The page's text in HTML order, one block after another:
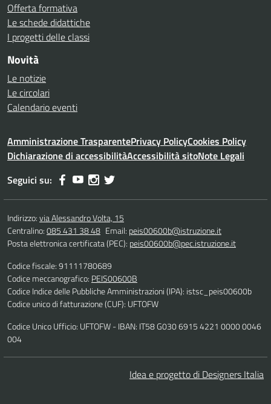
Offerta formativa
Le schede didattiche
I progetti delle classi
Novità
Le notizie
Le circolari
Calendario eventi
Amministrazione TrasparentePrivacy PolicyCookies Policy
Dichiarazione di accessibilitàAccessibilità sitoNote Legali
Seguici su:
Indirizzo:via Alessandro Volta, 15
Centralino:085 431 38 48 Email: peis00600b@istruzione.it
Posta elettronica certificata (PEC): peis00600b@pec.istruzione.it
Codice fiscale: 91111780689
Codice meccanografico: PEIS00600B
Codice Indice delle Pubbliche Amministrazioni (IPA): istsc_peis00600b
Codice unico di fatturazione (CUF): UFTOFW
Codice Unico Ufficio: UFTOFW - IBAN: IT58 G030 6915 4221 0000 0046
004
Idea e progetto di Designers Italia